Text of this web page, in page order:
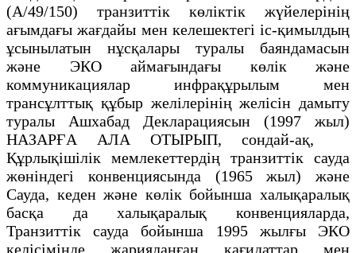
(A/49/150) транзиттiк көлiктiк жүйелерiнің
ағымдағы жағдайы мен келешектегi iс-қимылдың
ұсынылатын нұсқалары туралы баяндамасын
және ЭКO аймағындағы көлiк және
коммуникациялар инфрақұрылым мен
трансұлттық құбыр желiлерiнiң желiсiн дамыту
туралы Ашхабад Декларациясын (1997 жыл)
НАЗАРҒА АЛА ОТЫРЫП, сондай-ақ,
Құрлықішілiк мемлекеттердің транзиттiк сауда
жөнiндегi конвенциясында (1965 жыл) және
Сауда, кеден және көлiк бойынша халықаралық
басқа да халықаралық конвенцияларда,
Транзиттiк сауда бойынша 1995 жылғы ЭКО
келiсiмiнде жарияланған қағидаттар мен